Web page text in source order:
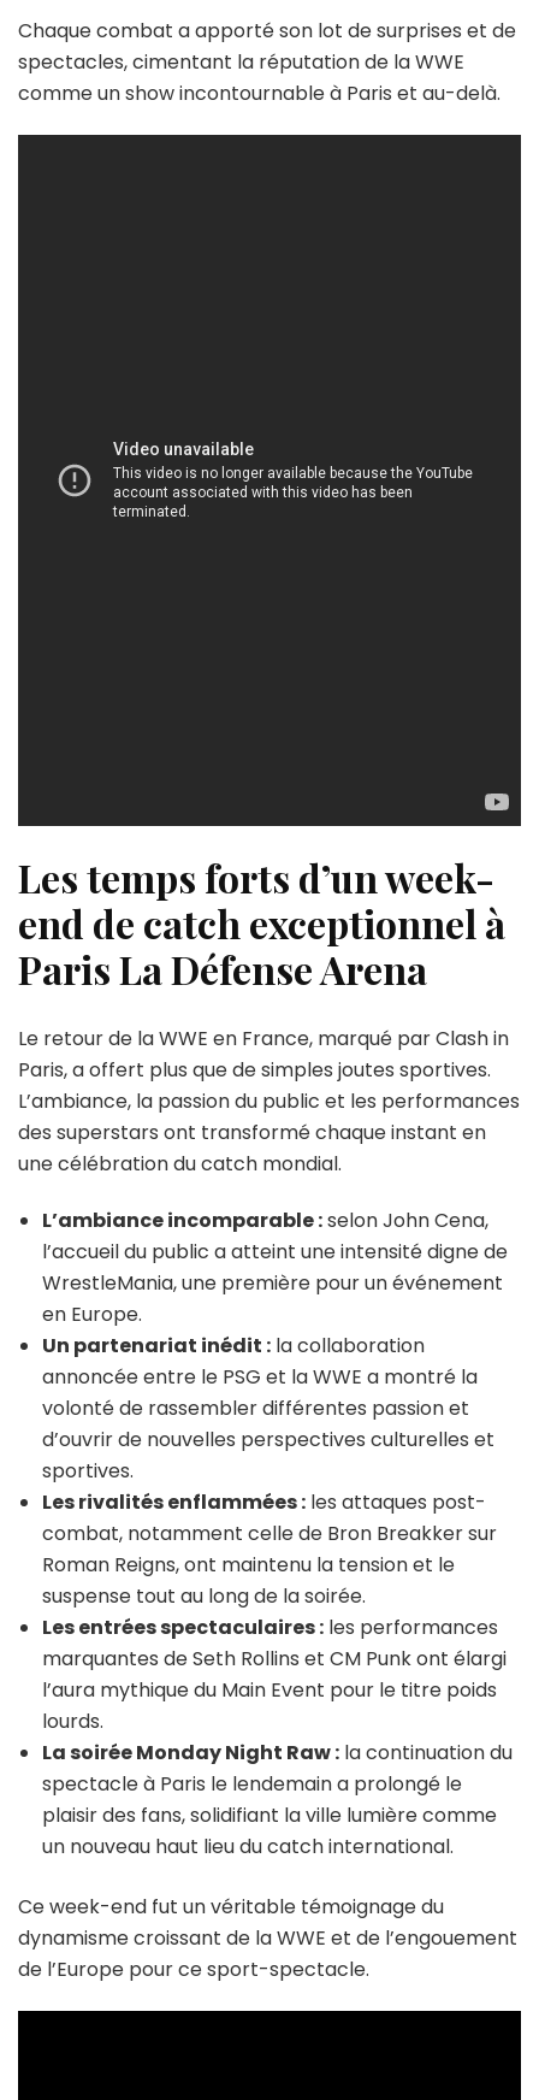
Chaque combat a apporté son lot de surprises et de
spectacles, cimentant la réputation de la WWE
comme un show incontournable à Paris et au-delà.
Les temps forts d’un week-
end de catch exceptionnel à
Paris La Défense Arena
Le retour de la WWE en France, marqué par Clash in
Paris, a offert plus que de simples joutes sportives.
L’ambiance, la passion du public et les performances
des superstars ont transformé chaque instant en
une célébration du catch mondial.
L’ambiance incomparable :selon John Cena,
l’accueil du public a atteint une intensité digne de
WrestleMania, une première pour un événement
en Europe.
Un partenariat inédit : la collaboration
annoncée entre le PSG et la WWE a montré la
volonté de rassembler différentes passion et
d’ouvrir de nouvelles perspectives culturelles et
sportives.
Les rivalités enflammées : les attaques post-
combat, notamment celle de Bron Breakker sur
Roman Reigns, ont maintenu la tension et le
suspense tout au long de la soirée.
Les entrées spectaculaires : les performances
marquantes de Seth Rollins et CM Punk ont élargi
l’aura mythique du Main Event pour le titre poids
lourds.
La soirée Monday Night Raw : la continuation du
spectacle à Paris le lendemain a prolongé le
plaisir des fans, solidifiant la ville lumière comme
un nouveau haut lieu du catch international.
Ce week-end fut un véritable témoignage du
dynamisme croissant de la WWE et de l’engouement
de l’Europe pour ce sport-spectacle.